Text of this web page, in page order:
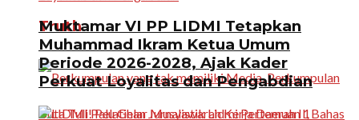
Truth
Muktamar VI PP LIDMI Tetapkan
Muhammad Ikram Ketua Umum
Periode 2026-2028, Ajak Kader
Perkuat Loyalitas dan Pengabdian